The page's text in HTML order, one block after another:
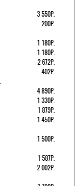
3 550Р.
200Р.
1 180Р.
1 180Р.
2 672Р.
402Р.
4 890Р.
1 330Р.
1 879Р.
1 450Р.
1 500Р.
1 587Р.
2 002Р.